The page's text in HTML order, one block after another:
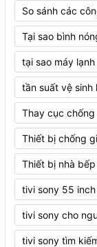
So sánh các
Tại sao bình
tại sao máy
tần suất vệ sinh
Thay cục
Thiết bị chống
Thiết bị nhà
tivi sony 55
tivi sony cho
tivi sony tìm